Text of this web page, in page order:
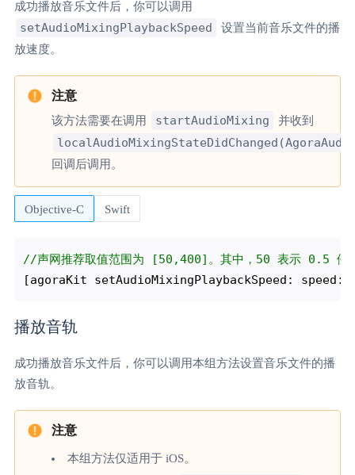
成功播放音乐文件后，你可以调用
setAudioMixingPlaybackSpeed
设置当前音乐文件的播
放速度。
该方法需要在调用 startAudioMixing 并收到
回调后调用。
Objective-C Swift
//声网推荐取值范围为 [50,400]。其中，50 表示 0.5 倍
[agoraKit setAudioMixingPlaybackSpeed: speed:
播放音轨
成功播放音乐文件后，你可以调用本组方法设置音乐文件的播
放音轨。
本组方法仅适用于 iOS。